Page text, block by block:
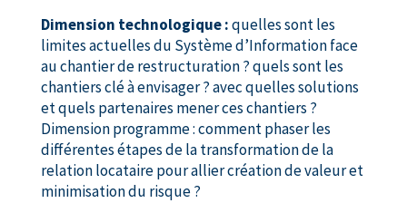
Dimension technologique :quelles sont les
limites actuelles du Système d’Information face
au chantier de restructuration ? quels sont les
chantiers clé à envisager ? avec quelles solutions
et quels partenaires mener ces chantiers ?
Dimension programme : comment phaser les
différentes étapes de la transformation de la
relation locataire pour allier création de valeur et
minimisation du risque ?